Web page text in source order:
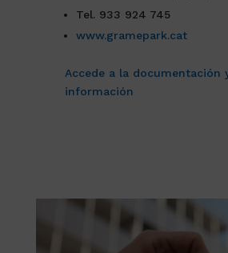
Tel. 933 924 745
www.gramepark.cat
Accede a la documentación
información